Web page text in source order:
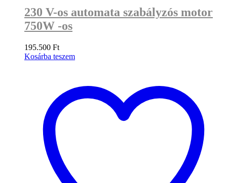
230 V-os automata szabályzós motor
750W -os
195.500 Ft
Kosárba teszem